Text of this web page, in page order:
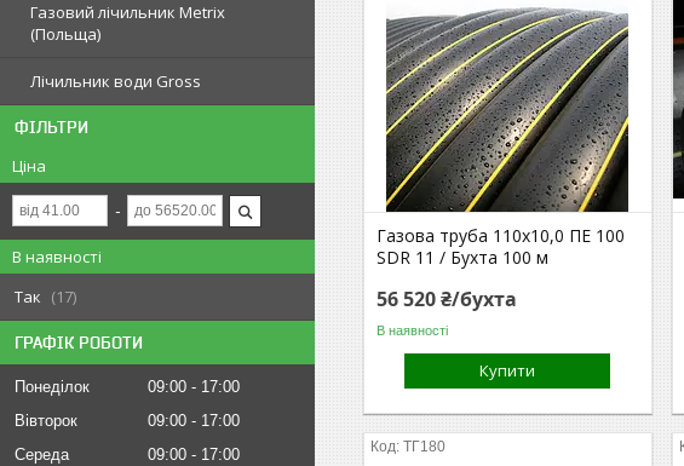
Газовий лічильник Metrix
(Польща)
Лічильник води Gross
ФІЛЬТРИ
Ціна
В наявності
Так
17
ГРАФІК РОБОТИ
Понеділок 09:00
17:00
Вівторок
09:00
17:00
Середа
09:00
17:00
Газова труба 110х10,0 ПЕ 100
SDR 11 / Бухта 100 м
56 520 ₴/бухта
В наявності
Купити
ТГ180